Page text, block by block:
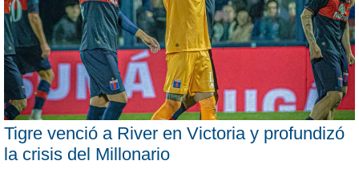
Tigre venció a River en Victoria y profundizó
la crisis del Millonario